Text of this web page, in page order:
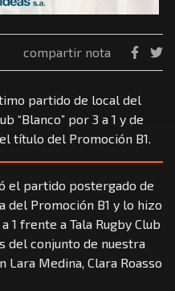
compartir nota
partido de local del
“Blanco” por 3 a 1 y de
título del Promoción B1.
el partido postergado de
del Promoción B1 y lo hizo
1 frente a Tala Rugby Club
del conjunto de nuestra
Lara Medina, Clara Roasso